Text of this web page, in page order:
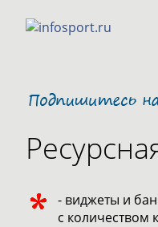
- виджеты и
с количеством